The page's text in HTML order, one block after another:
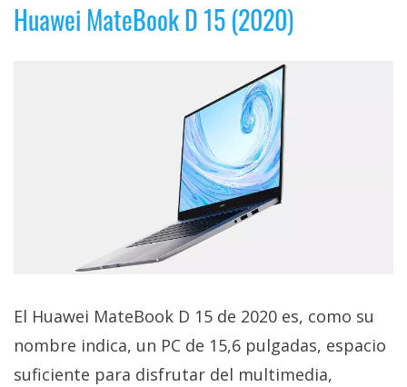
informática,
videojuegos,
Huawei MateBook D 15 (2020)
El Huawei MateBook D 15 de 2020 es, como su
nombre indica, un PC de 15,6 pulgadas, espacio
suficiente para disfrutar del multimedia,